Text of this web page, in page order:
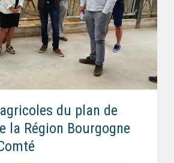
du plan de
la Région Bourgogne